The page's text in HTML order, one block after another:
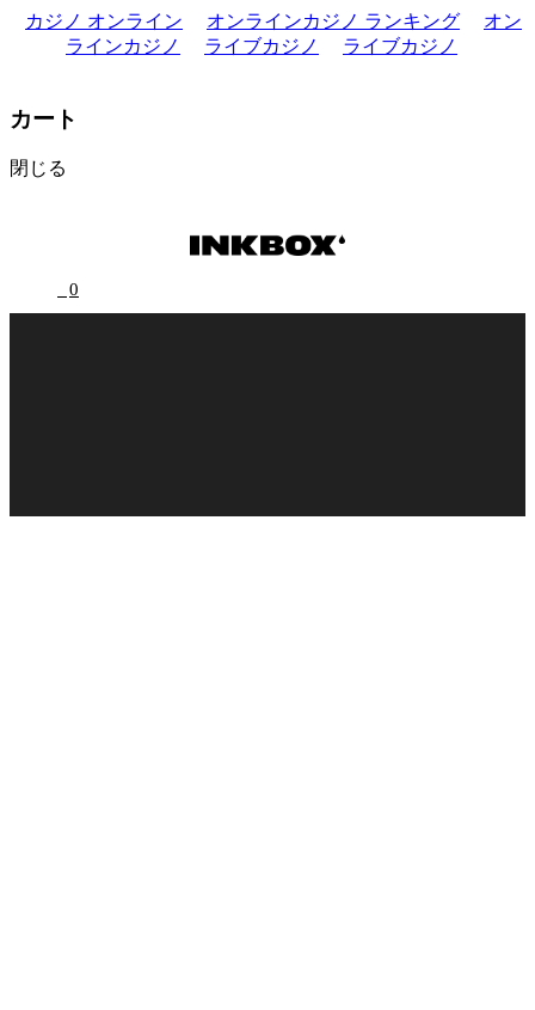
カジノ オンライン オンラインカジノ ランキング
オン
ラインカジノ
ライブカジノ ライブカジノ
カート
閉じる
0